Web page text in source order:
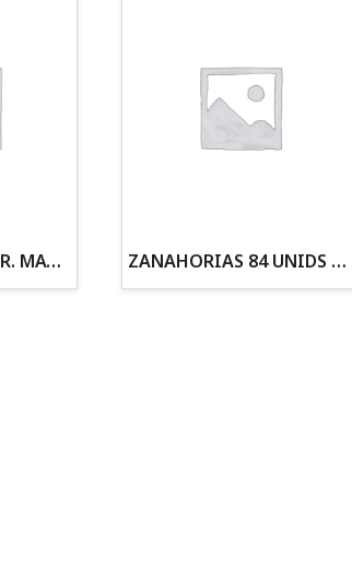
ZEO STONE 1200GR. MATERIAL FILTRANTE ZANAHORIAS 84 UNIDS EN DISPLAY